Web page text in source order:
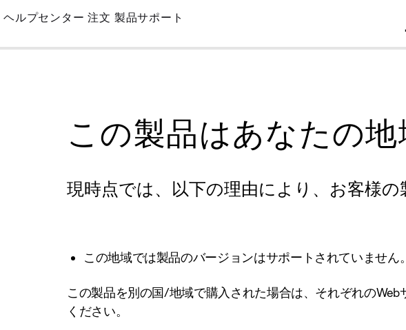
Skip
Main
ヘルプセンター 注文 製品サポート
この製品はあなたの
現時点では、以下の理由により、お客様
この地域では製品のバージョンはサポートされていません。
この製品を別の国/地域で購入された場合は、それぞれの
ください。